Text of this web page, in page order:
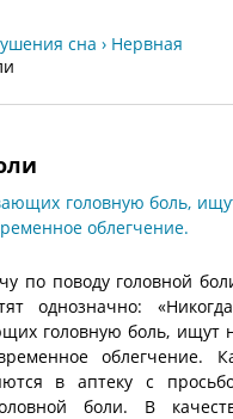
сна › Нервная
по поводу головной
однозначно:
головную боль, ищут
облегчение.
в аптеку с
боли. В